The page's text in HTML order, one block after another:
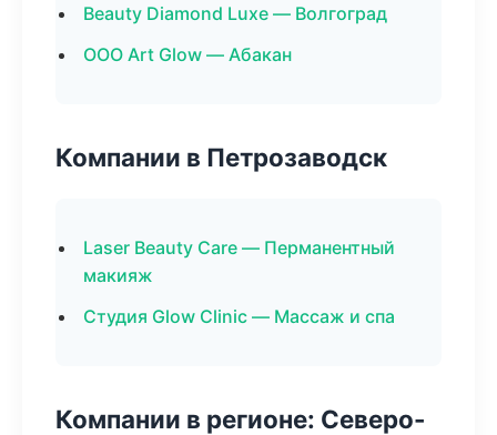
Beauty Diamond Luxe — Волгоград
ООО Art Glow — Абакан
Компании в Петрозаводск
Laser Beauty Care — Перманентный
макияж
Студия Glow Clinic — Массаж и спа
Компании в регионе: Северо-